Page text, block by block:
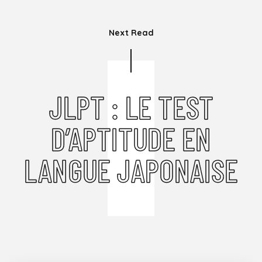
Next Read
JLPT : LE TEST
D’APTITUDE EN
LANGUE JAPONAISE